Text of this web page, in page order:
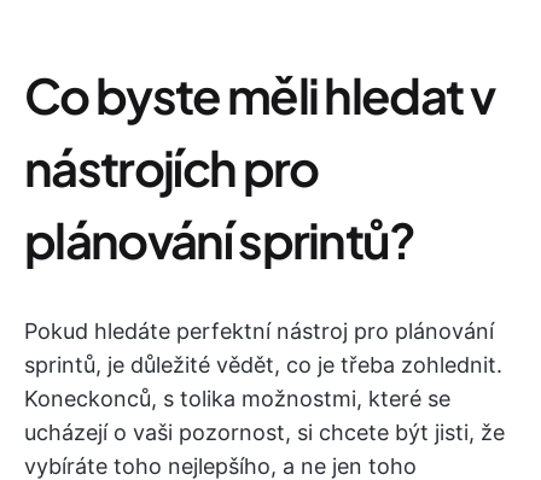
Co byste měli hledat v
nástrojích pro
plánování sprintů?
Pokud hledáte perfektní nástroj pro plánování
sprintů, je důležité vědět, co je třeba zohlednit.
Koneckonců, s tolika možnostmi, které se
ucházejí o vaši pozornost, si chcete být jisti, že
vybíráte toho nejlepšího, a ne jen toho